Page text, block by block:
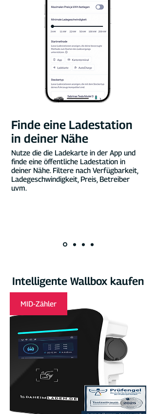
Finde eine Ladestation
in deiner Nähe
Nutze die die Ladekarte in der App und
finde eine öffentliche Ladestation in
deiner Nähe. Filtere nach Verfügbarkeit,
Ladegeschwindigkeit, Preis, Betreiber
uvm.
Intelligente Wallbox kaufen
MID-Zähler